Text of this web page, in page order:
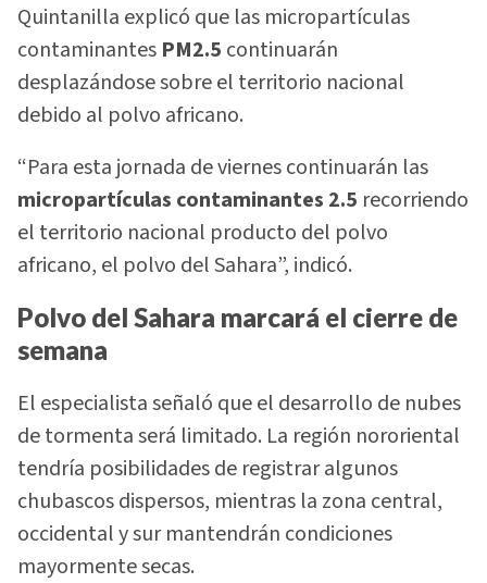
Quintanilla explicó que las micropartículas
contaminantes PM2.5 continuarán
desplazándose sobre el territorio nacional
debido al polvo africano.
“Para esta jornada de viernes continuarán las
micropartículas contaminantes 2.5 recorriendo
el territorio nacional producto del polvo
africano, el polvo del Sahara”, indicó.
Polvo del Sahara marcará el cierre de
semana
El especialista señaló que el desarrollo de nubes
de tormenta será limitado. La región nororiental
tendría posibilidades de registrar algunos
chubascos dispersos, mientras la zona central,
occidental y sur mantendrán condiciones
mayormente secas.